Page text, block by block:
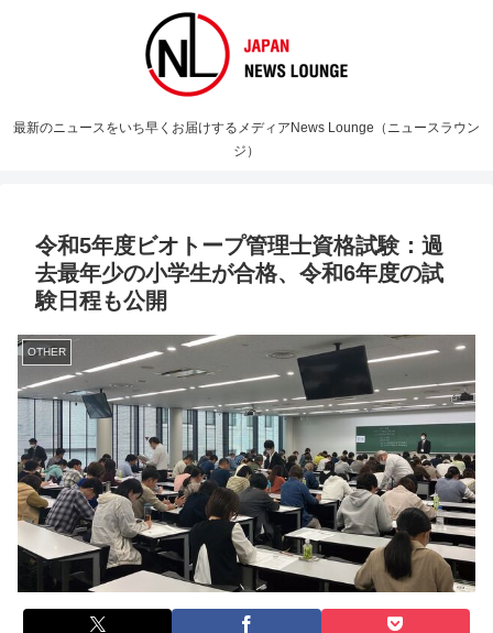
最新のニュースをいち早くお届けするメディアNews Lounge（ニュースラウン
ジ）
令和5年度ビオトープ管理士資格試験：過
去最年少の小学生が合格、令和6年度の試
験日程も公開
OTHER